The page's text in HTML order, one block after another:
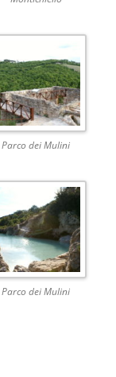
Parco dei Mulini
Parco dei Mulini